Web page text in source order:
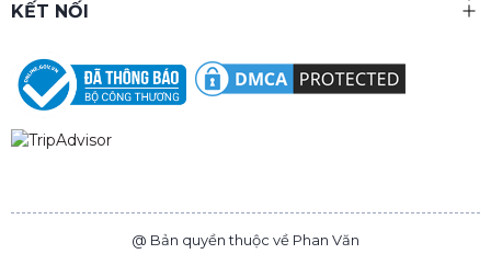
KẾT NỐI
@ Bản quyền thuộc về Phan Văn